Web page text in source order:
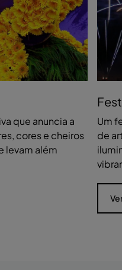
que anuncia a
cores e cheiros
levam além
Um
de